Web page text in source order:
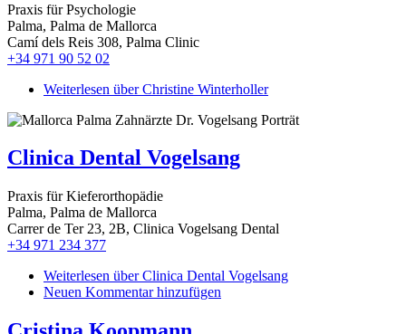
Praxis für Psychologie
Palma, Palma de Mallorca
Camí dels Reis 308, Palma Clinic
+34 971 90 52 02
Weiterlesen über Christine Winterholler
Clinica Dental Vogelsang
Praxis für Kieferorthopädie
Palma, Palma de Mallorca
Carrer de Ter 23, 2B, Clinica Vogelsang Dental
+34 971 234 377
Weiterlesen über Clinica Dental Vogelsang
Neuen Kommentar hinzufügen